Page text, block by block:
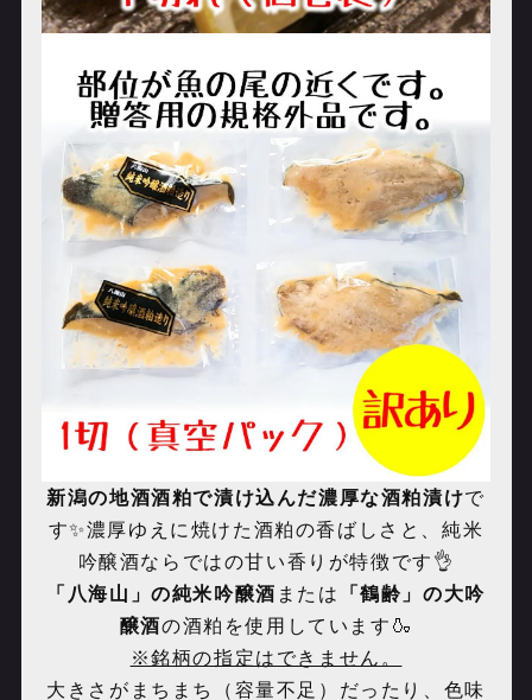
新潟の地酒酒粕で漬け込んだ濃厚な酒粕漬けで
す✨濃厚ゆえに焼けた酒粕の香ばしさと、純米
吟醸酒ならではの甘い香りが特徴です👌
「八海山」の純米吟醸酒 または
「鶴齢」の大吟
醸酒の酒粕を使用しています🍶
※銘柄の指定はできません。
大きさがまちまち（容量不足）だったり、色味